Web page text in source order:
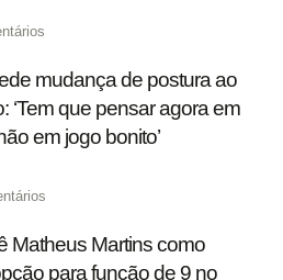
mudança de postura ao
‘Tem que pensar agora em
em jogo bonito’
Matheus Martins como
para função de 9 no